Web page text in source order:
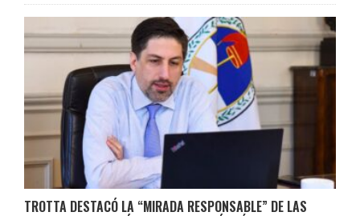
TROTTA DESTACÓ LA “MIRADA RESPONSABLE” DE LAS